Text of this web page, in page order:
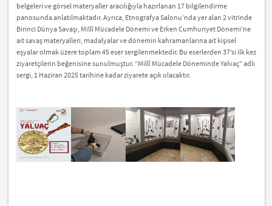
belgeleri ve görsel materyaller aracılığıyla hazırlanan 17 bilgilendirme
panosunda anlatılmaktadır. Ayrıca, Etnografya Salonu’nda yer alan 2 vitrinde
Birinci Dünya Savaşı, Millî Mücadele Dönemi ve Erken Cumhuriyet Dönemi’ne
ait savaş materyalleri, madalyalar ve dönemin kahramanlarına ait kişisel
eşyalar olmak üzere toplam 45 eser sergilenmektedir. Bu eserlerden 37’si ilk kez
ziyaretçilerin beğenisine sunulmuştur. “Millî Mücadele Döneminde Yalvaç” adlı
sergi, 1 Haziran 2025 tarihine kadar ziyarete açık olacaktır.